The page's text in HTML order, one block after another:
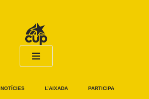
NOTÍCIES L’AIXADA PARTICIPA